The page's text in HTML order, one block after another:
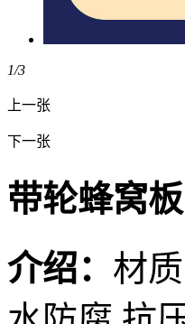
1/3
上一张
下一张
带轮蜂窝
介绍： 材